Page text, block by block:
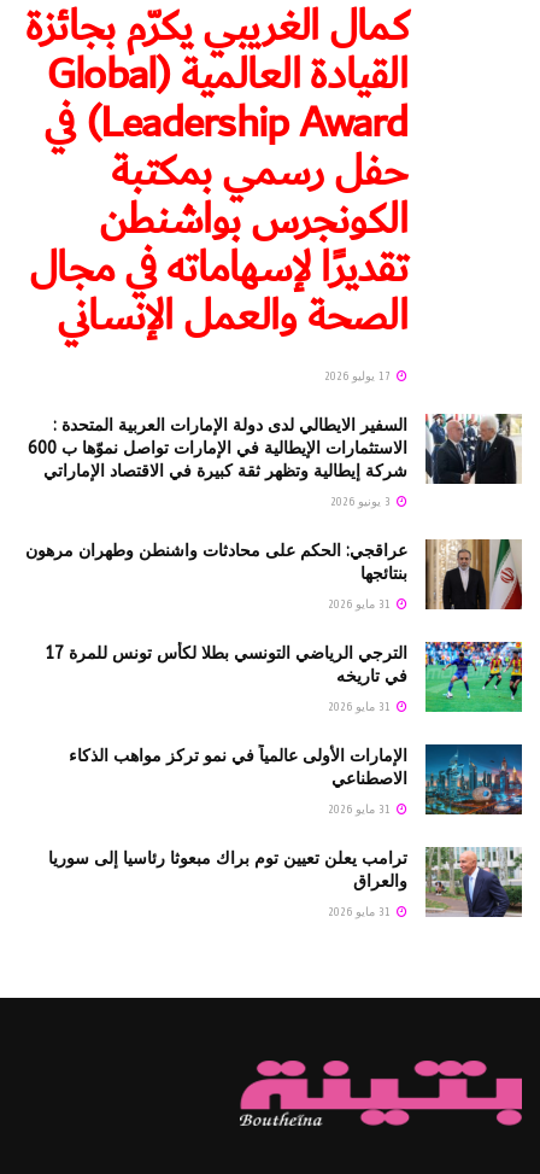
كمال الغريبي يكرّم بجائزة
القيادة العالمية (Global
Leadership Award) في
حفل رسمي بمكتبة
الكونجرس بواشنطن
تقديرًا لإسهاماته في مجال
الصحة والعمل الإنساني
السفير الايطالي لدى دولة الإمارات العربية المتحدة :
الاستثمارات الإيطالية في الإمارات تواصل نموّها ب 600
شركة إيطالية وتظهر ثقة كبيرة في الاقتصاد الإماراتي
عراقجي: الحكم على محادثات واشنطن وطهران مرهون
بنتائجها
الترجي الرياضي التونسي بطلا لكأس تونس للمرة 17
في تاريخه
الإمارات الأولى عالمياً في نمو تركز مواهب الذكاء
الاصطناعي
ترامب يعلن تعيين توم براك مبعوثا رئاسيا إلى سوريا
والعراق